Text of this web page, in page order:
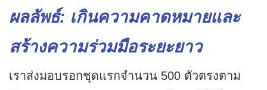
ผลลัพธ์: เกินความคาดหมายและ
สร้างความร่วมมือระยะยาว
เราส่งมอบรอกชุดแรกจำนวน 500 ตัวตรงตาม